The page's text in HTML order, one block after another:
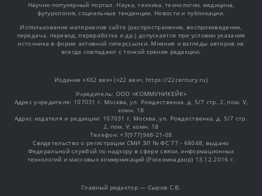
Научно-популярный портал. Наука, техника, технологии, медицина,
футурология, социальные тенденции. Новости и публикации.
Использование материалов сайта (распространение, воспроизведение,
передача, перевод, переработка и др.) допускается при условии указания
источника в форме активной гиперссылки. Мнения и взгляды авторов не
всегда совпадают с точкой зрения редакции.
Издание «XX2 век» («22 век», https://22century.ru)
Учредитель: OOO «КОММУНИКЕЙК»
Адрес учредителя: 107031 г. Москва, ул. Рождественка, д. 5/7 стр. 2, пом. V,
комн. 18
Адрес издателя и редакции: 107031 г. Москва, ул. Рождественка, д. 5/7 стр.
2, пом. V, комн. 18
Телефон: +7(977)948-21-08
Свидетельство о регистрации СМИ ЭЛ № ФС 77 - 68048, выдано
Федеральной службой по надзору в сфере связи, информационных
технологий и массовых коммуникаций (Роскомнадзор) 13.12.2016 г.
Главный редактор — Сыров С.В.